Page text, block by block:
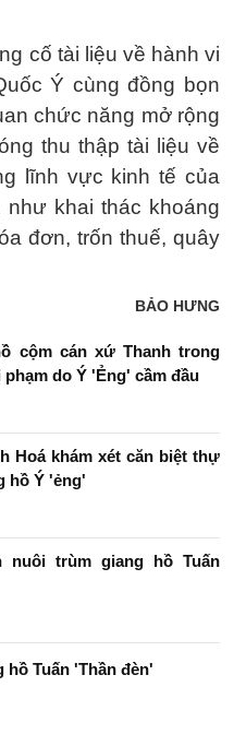
cố tài liệu về hành vi
Ý cùng đồng bọn
chức năng mở rộng
thu thập tài liệu về
lĩnh vực kinh tế của
khai thác khoáng
đơn, trốn thuế, quây
BẢO HƯNG
cộm cán xứ Thanh trong
do Ý 'Ẻng' cầm đầu
Hoá khám xét căn biệt thự
hồ Ý 'ẻng'
nuôi trùm giang hồ Tuấn
hồ Tuấn 'Thần đèn'